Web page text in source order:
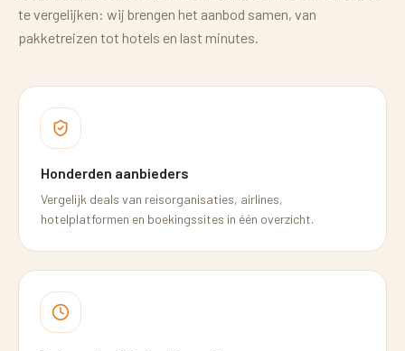
te vergelijken: wij brengen het aanbod samen, van
pakketreizen tot hotels en last minutes.
Honderden aanbieders
Vergelijk deals van reisorganisaties, airlines,
hotelplatformen en boekingssites in één overzicht.